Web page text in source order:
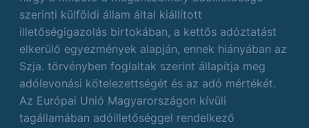
szerinti külföldi állam által kiállított
illetőségigazolás birtokában, a kettős adóztatást
elkerülő egyezmények alapján, ennek hiányában az
Szja. törvényben foglaltak szerint állapítja meg
adólevonási kötelezettségét és az adó mértékét.
Az Európai Unió Magyarországon kívüli
tagállamában adóilletőséggel rendelkező